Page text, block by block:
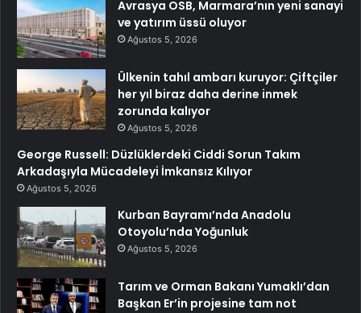
Avrasya OSB, Marmara’nın yeni sanayi
ve yatırım üssü oluyor
Ağustos 5, 2026
Ülkenin tahıl ambarı kuruyor: Çiftçiler
her yıl biraz daha derine inmek
zorunda kalıyor
Ağustos 5, 2026
George Russell: Düzlüklerdeki Ciddi Sorun Takım
Arkadaşıyla Mücadeleyi İmkansız Kılıyor
Ağustos 5, 2026
Kurban Bayramı’nda Anadolu
Otoyolu’nda Yoğunluk
Ağustos 5, 2026
Tarım ve Orman Bakanı Yumaklı’dan
Başkan Er’in projesine tam not